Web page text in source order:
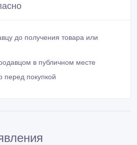
до получения товара или
в публичном месте
перед покупкой